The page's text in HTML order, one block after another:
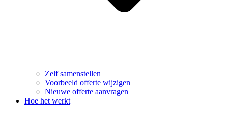
Zelf samenstellen
Voorbeeld offerte wijzigen
Nieuwe offerte aanvragen
Hoe het werkt